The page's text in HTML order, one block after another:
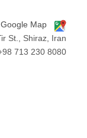
St., Shiraz, Iran
713 230 8080